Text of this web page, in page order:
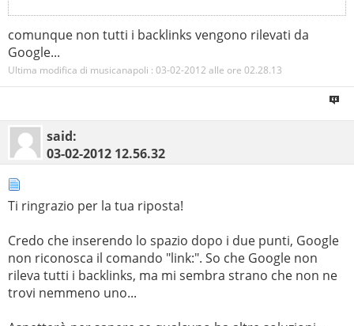
comunque non tutti i backlinks vengono rilevati da
Google...
Ultima modifica di musicanapoli : 03-02-2012 alle ore 02.28.13
said:
03-02-2012 12.56.32
Ti ringrazio per la tua riposta!
Credo che inserendo lo spazio dopo i due punti, Google
non riconosca il comando "link:". So che Google non
rileva tutti i backlinks, ma mi sembra strano che non ne
trovi nemmeno uno...